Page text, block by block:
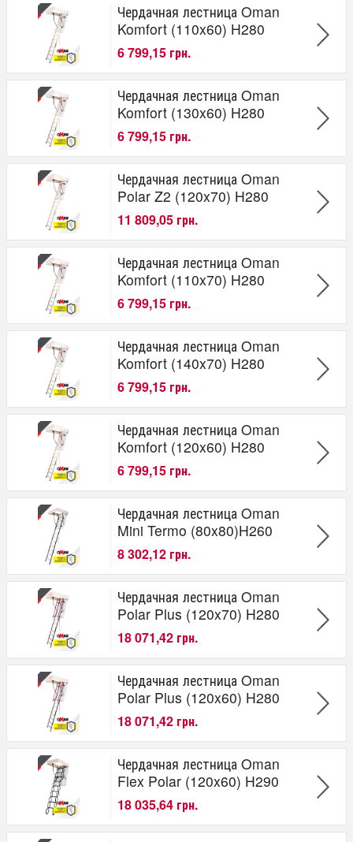
Чердачная лестница Oman
Komfort (110x60) H280
6 799,15 грн.
Чердачная лестница Oman
Komfort (130x60) H280
6 799,15 грн.
Чердачная лестница Oman
Polar Z2 (120x70) H280
11 809,05 грн.
Чердачная лестница Oman
Komfort (110x70) H280
6 799,15 грн.
Чердачная лестница Oman
Komfort (140x70) H280
6 799,15 грн.
Чердачная лестница Oman
Komfort (120x60) H280
6 799,15 грн.
Чердачная лестница Oman
Mini Termo (80x80)H260
8 302,12 грн.
Чердачная лестница Oman
Polar Plus (120x70) H280
18 071,42 грн.
Чердачная лестница Oman
Polar Plus (120x60) H280
18 071,42 грн.
Чердачная лестница Oman
Flex Polar (120x60) H290
18 035,64 грн.